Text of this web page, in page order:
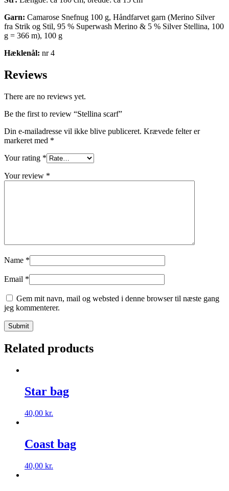
Garn: Camarose Snefnug 100 g, Håndfarvet garn (Merino Silver
fra Strik og Stil, 95 % Superwash Merino & 5 % Silver Stellina, 100
g = 366 m), 100 g
Hæklenål: nr 4
Reviews
There are no reviews yet.
Be the first to review “Stellina scarf”
Din e-mailadresse vil ikke blive publiceret. Krævede felter er
markeret med *
Your rating *
Your review *
Name *
Email *
Gem mit navn, mail og websted i denne browser til næste gang
jeg kommenterer.
Related products
Star bag
40,00 kr.
Coast bag
40,00 kr.